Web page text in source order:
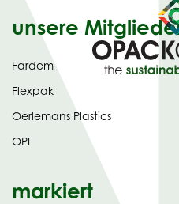
unsere
Fardem
Flexpak
Oerlemans Plastics
OPI
markiert